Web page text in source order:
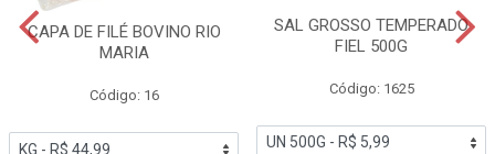
CAPA DE FILÉ BOVINO RIO
MARIA
Código: 16
SAL GROSSO TEMPERADO
FIEL 500G
Código: 1625